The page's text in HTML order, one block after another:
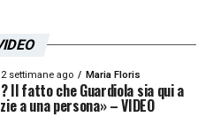
2 settimane ago Maria Floris
Il fatto che Guardiola sia qui a
a una persona» – VIDEO